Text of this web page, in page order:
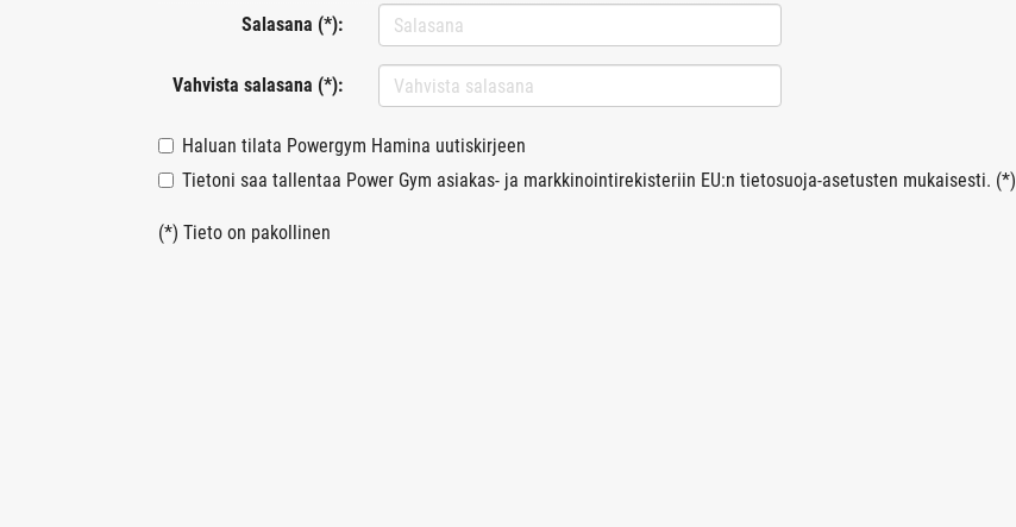
Salasana (*):
Vahvista salasana (*):
Haluan tilata Powergym Hamina uutiskirjeen
Tietoni saa tallentaa Power Gym asiakas- ja markkinointirekisteriin EU:n tietosuoja-asetusten mukaisesti. (*)
(*) Tieto on pakollinen